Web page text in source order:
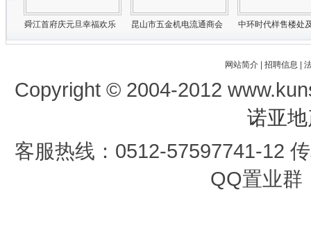
网站简介| 招聘信息
Copyright © 2004-2012
诺亚
客服热线：0512-57597741-12
QQ置业